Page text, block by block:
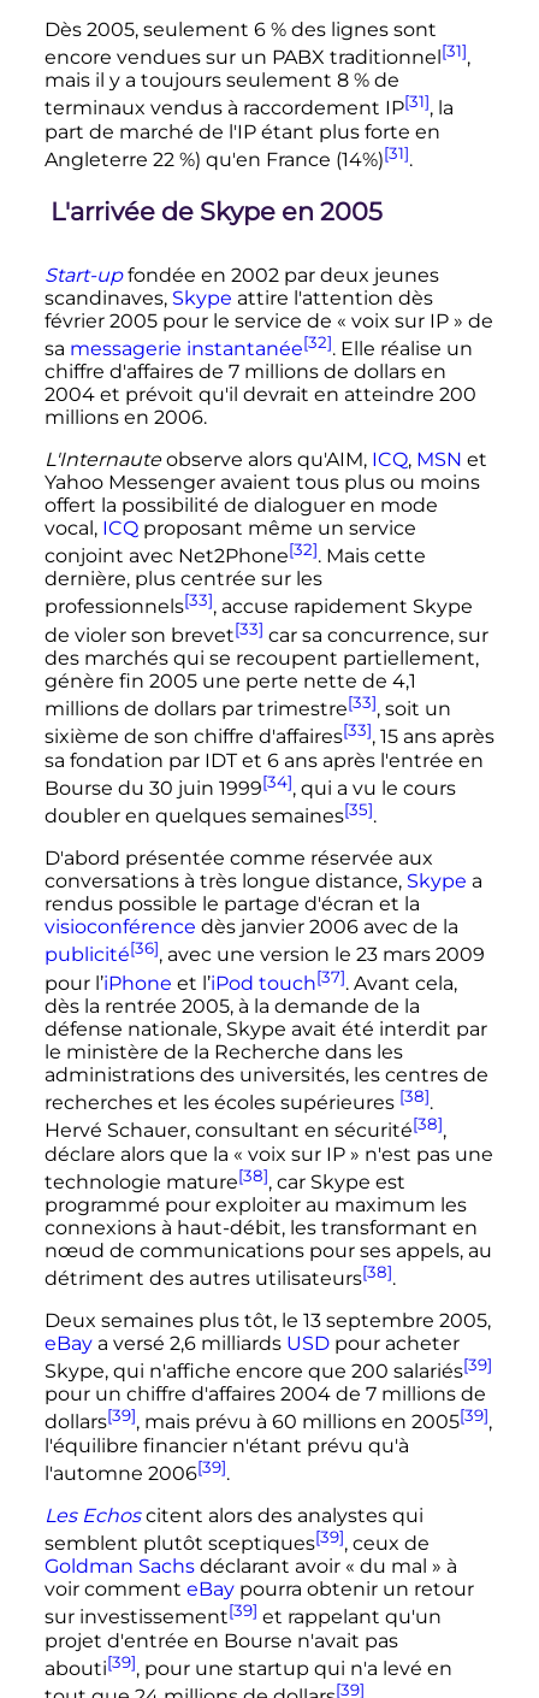
Dès 2005, seulement 6 % des lignes sont
encore vendues sur un PABX traditionnel [31],
mais il y a toujours seulement 8 % de
terminaux vendus à raccordement IP[31], la
part de marché de l'IP étant plus forte en
Angleterre 22 %) qu'en France (14%)[31].
L'arrivée de Skype en 2005
Start-upfondée en 2002 par deux jeunes
scandinaves, Skype attire l'attention dès
février 2005 pour le service de « voix sur IP » de
sa messagerie instantanée[32]. Elle réalise un
chiffre d'affaires de 7 millions de dollars en
2004 et prévoit qu'il devrait en atteindre 200
millions en 2006.
L'Internauteobserve alors qu'AIM, ICQ, MSN et
Yahoo Messenger avaient tous plus ou moins
offert la possibilité de dialoguer en mode
vocal, ICQproposant même un service
conjoint avec Net2Phone[32]. Mais cette
dernière, plus centrée sur les
professionnels[33], accuse rapidement Skype
de violer son brevet[33] car sa concurrence, sur
des marchés qui se recoupent partiellement,
génère fin 2005 une perte nette de 4,1
millions de dollars par trimestre[33], soit un
sixième de son chiffre d'affaires[33], 15 ans après
sa fondation par IDT et 6 ans après l'entrée en
Bourse du 30 juin 1999[34], qui a vu le cours
doubler en quelques semaines[35].
D'abord présentée comme réservée aux
conversations à très longue distance, Skype a
rendus possible le partage d'écran et la
visioconférence dès janvier 2006avec de la
publicité[36], avec une version le 23 mars 2009
pour l’iPhone et l’iPod touch[37]. Avant cela,
dès la rentrée 2005, à la demande de la
défense nationale, Skype avait été interdit par
le ministère de la Recherche dans les
administrations des universités, les centres de
recherches et les écoles supérieures [38].
Hervé Schauer, consultant en sécurité[38],
déclare alors que la « voix sur IP » n'est pas une
technologie mature[38], car Skype est
programmé pour exploiter au maximum les
connexions à haut-débit, les transformant en
nœud de communications pour ses appels, au
détriment des autres utilisateurs[38].
Deux semaines plus tôt, le 13 septembre 2005,
eBaya versé 2,6 milliards USDpour acheter
Skype, qui n'affiche encore que 200 salariés[39]
pour un chiffre d'affaires 2004 de 7 millions de
dollars[39], mais prévu à 60 millions en 2005[39],
l'équilibre financier n'étant prévu qu'à
l'automne 2006[39].
Les Echoscitent alors des analystes qui
semblent plutôt sceptiques[39], ceux de
Goldman Sachsdéclarant avoir « du mal » à
voir comment eBaypourra obtenir un retour
sur investissement[39] et rappelant qu'un
projet d'entrée en Bourse n'avait pas
abouti[39], pour une startup qui n'a levé en
[39]